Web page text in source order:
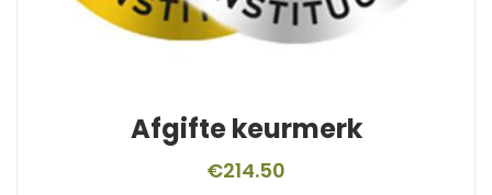
Afgifte keurmerk
€214.50